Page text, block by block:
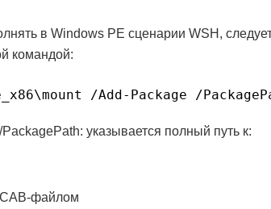
в Windows PE сценарии WSH,
командой:
/Add-Package /
указывается полный путь к:
файлом